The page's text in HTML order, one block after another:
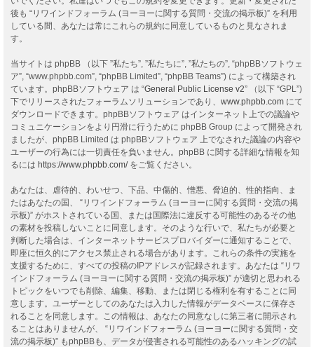
後も “リワインドフォーラム (ヨーヨーに関する質問・交流の掲示板)” を利用
している間、あなたは常にこれらの規約に同意しているものと見なされま
す。
当サイトは phpBB （以下 ”私たち”, ”私たちに”, ”私たちの”, “phpBBソフトウェ
ア”, “www.phpbb.com”, “phpBB Limited”, “phpBB Teams”) によって構築され
ています。phpBBソフトウェア は “General Public License v2” （以下 “GPL”)
下でリリースされたフォーラムソリューションであり、 www.phpbb.com にて
ダウンロードできます。phpBBソフトウェア はインターネット上での議論や
コミュニケーションをより円滑に行うために phpBB Group によって開発され
ましたが、phpBB Limited は phpBBソフトウェア 上でなされた議論の内容や
ユーザーの行為には一切責任を負いません。phpBB に関する詳細な情報を知
るには https://www.phpbb.com/をご覧ください。
あなたは、虐待的、わいせつ、下品、中傷的、憎悪、脅迫的、性的指向、ま
たはあなたの国、 “リワインドフォーラム (ヨーヨーに関する質問・交流の掲
示板)” がホストされている国、または国際法に違反する可能性のあるその他
の素材を投稿しないことに同意します。そのような行いで、私たちが必要と
判断した場合は、インターネットサービスプロバイダーに通知することで、
即座に恒久的にアクセス禁止される場合があります。これらの条件の実施を
支援するために、すべての投稿のIPアドレスが記録されます。あなたは “リワ
インドフォーラム (ヨーヨーに関する質問・交流の掲示板)” が適切と思われる
トピックをいつでも削除、編集、移動、または閉じる権利を有することに同
意します。ユーザーとしてのあなたは入力した情報がデータベースに保存さ
れることを同意します。この情報は、あなたの同意なしに第三者に開示され
ることはありませんが、 “リワインドフォーラム (ヨーヨーに関する質問・交
流の掲示板)” もphpBBも、データが侵害される可能性のあるハッキングの試